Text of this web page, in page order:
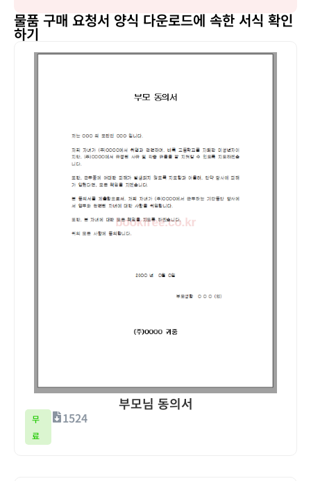
물품 구매 요청서 양식 다운로드에 속한 서식 확인
하기
부모님 동의서
무
료
1524